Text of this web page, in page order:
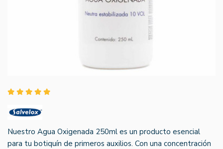
Nuestro Agua Oxigenada 250ml es un producto esencial
para tu botiquín de primeros auxilios. Con una concentración